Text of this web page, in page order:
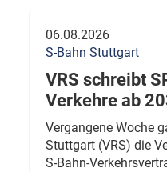
06.08.2026
S-Bahn Stuttgart
VRS schreibt
Verkehre ab
Vergangene Woche
Stuttgart (VRS) die
S-Bahn-